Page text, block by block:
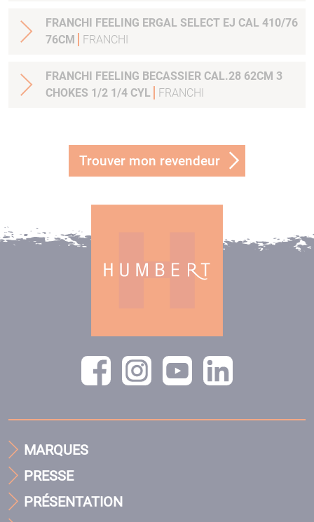
FRANCHI FEELING ERGAL SELECT EJ CAL 410/76
76CM
FRANCHI
FRANCHI FEELING BECASSIER CAL.28 62CM 3
CHOKES 1/2 1/4 CYL
FRANCHI
Trouver mon revendeur
MARQUES
PRESSE
PRÉSENTATION